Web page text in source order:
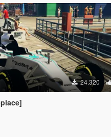
24.320